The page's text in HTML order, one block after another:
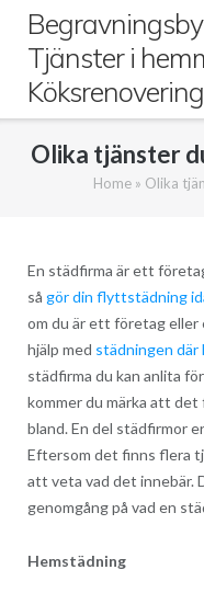
Tjänster i
Köksrenovering
Olika tjänster
Home» Olika
En städfirma är ett
så gör din flyttstädning
om du är ett företag eller
hjälp med städningen där
städfirma du kan anlita
kommer du märka att
bland. En del städfirmor
Eftersom det finns flera
att veta vad det innebär.
genomgång på vad en
Hemstädning